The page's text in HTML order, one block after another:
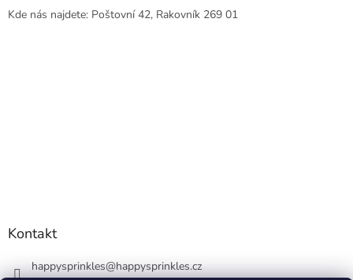
Kde nás najdete: Poštovní 42, Rakovník 269 01
Kontakt
happysprinkles@happysprinkles.cz